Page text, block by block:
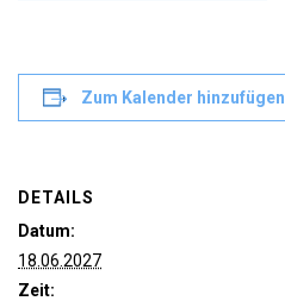
Zum Kalender hinzufügen
DETAILS
Datum:
18.06.2027
Zeit: